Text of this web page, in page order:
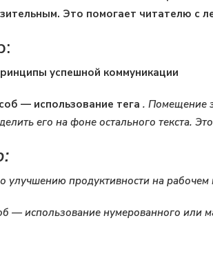
Это помогает читателю с
успешной коммуникации
— использование тега . Помещение
его на фоне остального текста.
улучшению продуктивности на рабочем
— использование нумерованного или